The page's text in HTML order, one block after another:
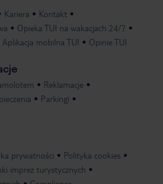
Kariera
Kontakt
Opieka TUI na wakacjach 24/7
Aplikacja mobilna TUI Opinie TUI
Reklamacje
Parkingi
prywatności
Polityka cookies
imprez turystycznych